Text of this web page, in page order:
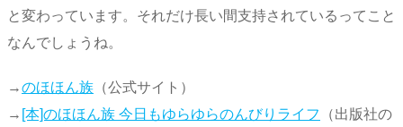
と変わっています。それだけ長い間支持されているってこと
なんでしょうね。
→のほほん族 （公式サイト）
→ [本]のほほん族 今日もゆらゆらのんびりライフ
（出版社の